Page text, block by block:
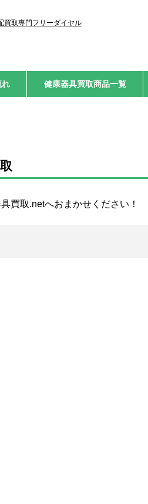
れ 健康器具買取商品一覧
買取.netへおまかせください！